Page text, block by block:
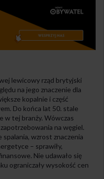
lewicowy rząd brytyjski
na jego znaczenie dla
kopalnie i część
Do końca lat 50. stale
w tej branży. Wówczas
na węgiel.
wzrost znaczenia
– sprawiły,
Nie udawało się
ograniczały wysokość cen